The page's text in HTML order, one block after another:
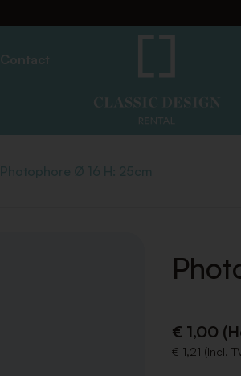
Contact
Photophore Ø 16 H: 25cm
€ 1,00
€ 1,21 (Incl.